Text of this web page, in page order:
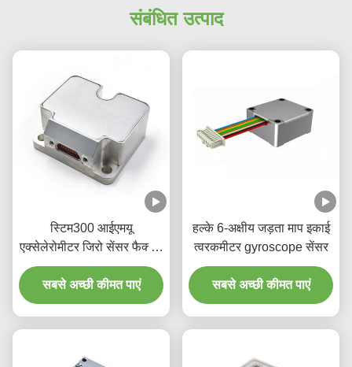
संबंधित उत्पाद
स्टिम300 आईएमयू
एक्सेलेरोमीटर जिरो सेंसर फैक्टरी
आपूर्ति
सबसे अच्छी कीमत पाएं
हल्के 6-अक्षीय जड़ता माप इकाई
त्वरकमीटर gyroscope सेंसर
सबसे अच्छी कीमत पाएं